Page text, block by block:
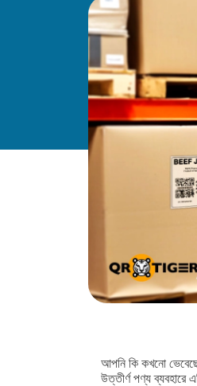
আপনি কি কখনো
উত্তীর্ণ পণ্য ব্যবহারে